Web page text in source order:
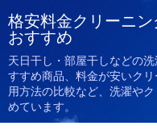
格安料金クリーニ
おすすめ
天日干し・部屋干しなどの
すすめ商品、料金が安いク
用方法の比較など、洗濯や
めています。